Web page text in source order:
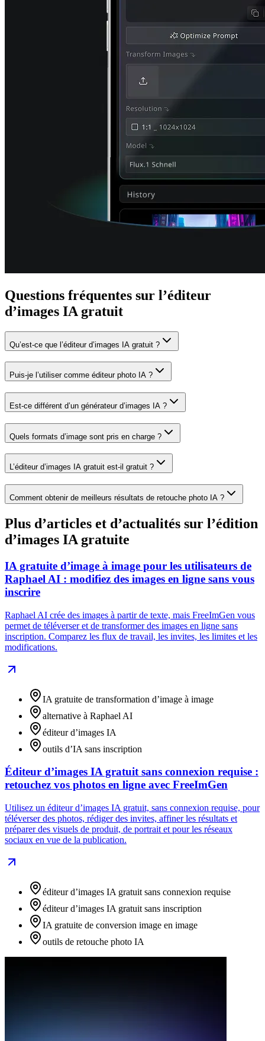
Questions fréquentes sur l’éditeur
d’images IA gratuit
Qu’est-ce que l’éditeur d’images IA gratuit ?
Puis-je l’utiliser comme éditeur photo IA ?
Est-ce différent d’un générateur d’images IA ?
Quels formats d’image sont pris en charge ?
L’éditeur d’images IA gratuit est-il gratuit ?
Comment obtenir de meilleurs résultats de retouche photo IA ?
Plus d’articles et d’actualités sur l’édition
d’images IA gratuite
IA gratuite d’image à image pour les utilisateurs de
Raphael AI : modifiez des images en ligne sans vous
inscrire
Raphael AI crée des images à partir de texte, mais FreeImGen vous
permet de téléverser et de transformer des images en ligne sans
inscription. Comparez les flux de travail, les invites, les limites et les
modifications.
IA gratuite de transformation d’image à image
alternative à Raphael AI
éditeur d’images IA
outils d’IA sans inscription
Éditeur d’images IA gratuit sans connexion requise :
retouchez vos photos en ligne avec FreeImGen
Utilisez un éditeur d’images IA gratuit, sans connexion requise, pour
téléverser des photos, rédiger des invites, affiner les résultats et
préparer des visuels de produit, de portrait et pour les réseaux
sociaux en vue de la publication.
éditeur d’images IA gratuit sans connexion requise
éditeur d’images IA gratuit sans inscription
IA gratuite de conversion image en image
outils de retouche photo IA